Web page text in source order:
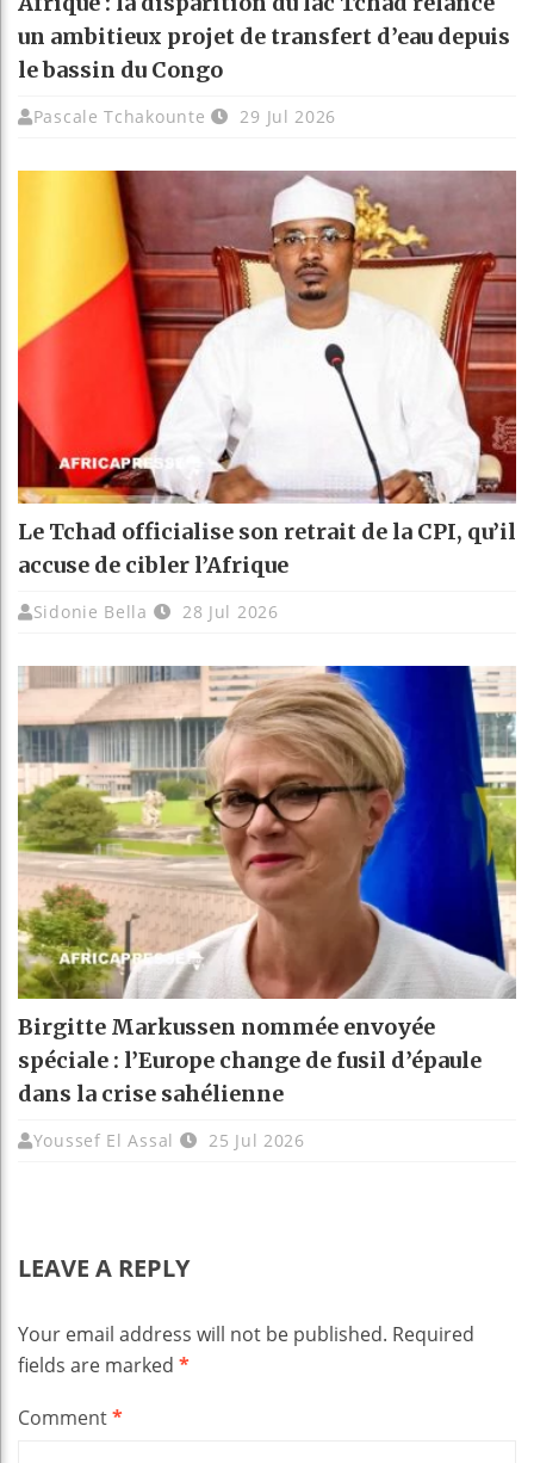
un ambitieux projet de transfert d’eau depuis
le bassin du Congo
Pascale Tchakounte 29 Jul 2026
Le Tchad officialise son retrait de la CPI, qu’il
accuse de cibler l’Afrique
Sidonie Bella 28 Jul 2026
Birgitte Markussen nommée envoyée
spéciale : l’Europe change de fusil d’épaule
dans la crise sahélienne
Youssef El Assal 25 Jul 2026
LEAVE A REPLY
Your email address will not be published. Required
fields are marked *
Comment*